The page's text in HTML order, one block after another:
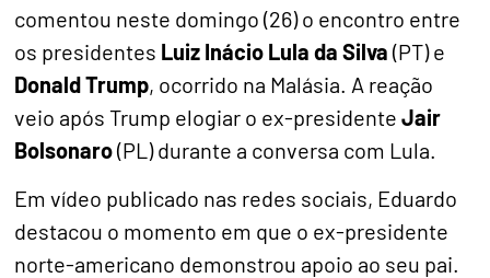
comentou neste domingo (26) o encontro entre
os presidentes Luiz Inácio Lula da Silva (PT) e
Donald Trump, ocorrido na Malásia. A reação
veio após Trump elogiar o ex-presidenteJair
Bolsonaro(PL) durante a conversa com Lula.
Em vídeo publicado nas redes sociais, Eduardo
destacou o momento em que o ex-presidente
norte-americano demonstrou apoio ao seu pai.